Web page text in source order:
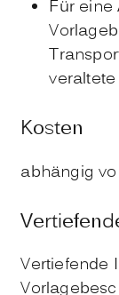
Für
Kosten
abhängig
Vertiefende